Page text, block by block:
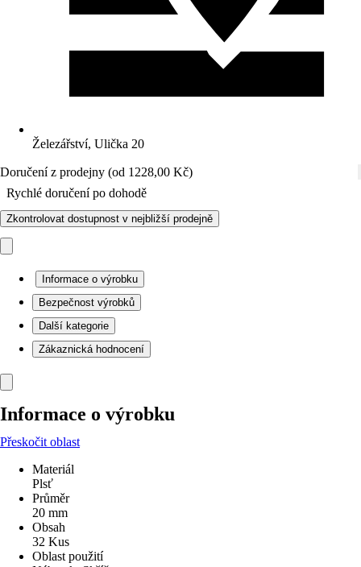
Železářství, Ulička 20
Doručení z prodejny (od 1228,00 Kč)
Rychlé doručení po dohodě
Zkontrolovat dostupnost v nejbližší prodejně
Informace o výrobku
Bezpečnost výrobků
Další kategorie
Zákaznická hodnocení
Informace o výrobku
Přeskočit oblast
Materiál
Plsť
Průměr
20 mm
Obsah
32 Kus
Oblast použití